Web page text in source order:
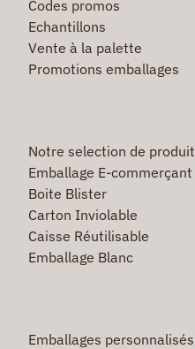
Codes promos
Echantillons
Vente à la palette
Promotions emballages
Notre selection de produit
Emballage E-commerçant
Boite Blister
Carton Inviolable
Caisse Réutilisable
Emballage Blanc
Emballages personnalisés